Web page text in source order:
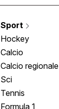
Sport
Hockey
Calcio
Calcio regionale
Sci
Tennis
Formula 1